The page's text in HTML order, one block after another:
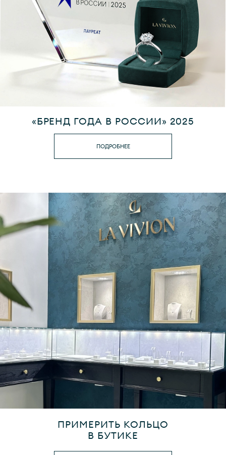
«БРЕНД ГОДА В РОССИИ» 2025
ПОДРОБНЕЕ
ПРИМЕРИТЬ КОЛЬЦО
В БУТИКЕ